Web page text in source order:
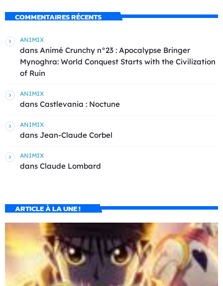
COMMENTAIRES RÉCENTS
ANIMIX
dans Animé Crunchy n°23 : Apocalypse Bringer
Mynoghra: World Conquest Starts with the Civilization
of Ruin
ANIMIX
dans Castlevania : Noctune
ANIMIX
dans Jean-Claude Corbel
ANIMIX
dans Claude Lombard
ARTICLE À LA UNE !